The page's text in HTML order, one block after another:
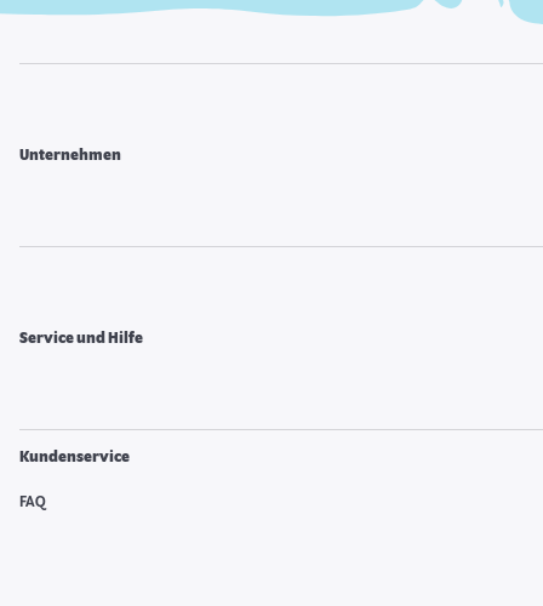
Unternehmen
Service und Hilfe
Kundenservice
FAQ